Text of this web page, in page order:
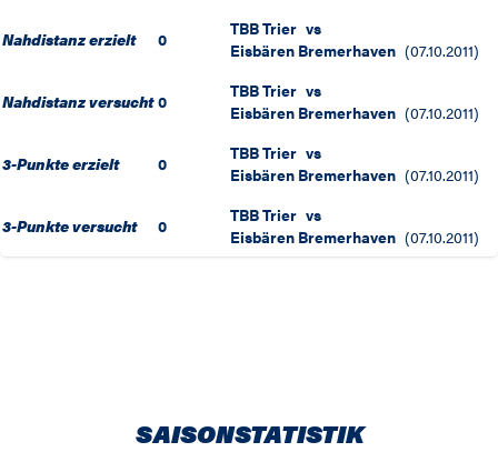
Nahdistanz erzielt 0 TBB Trier vs
Eisbären Bremerhaven (07.10.2011)
Nahdistanz versucht 0 TBB Trier vs
Eisbären Bremerhaven (07.10.2011)
3-Punkte erzielt 0 TBB Trier vs
Eisbären Bremerhaven (07.10.2011)
3-Punkte versucht 0 TBB Trier vs
Eisbären Bremerhaven (07.10.2011)
SAISONSTATISTIK